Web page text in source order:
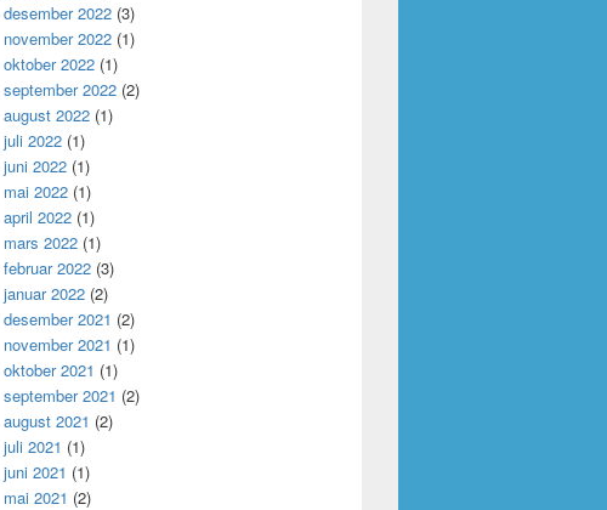
desember 2022 (3)
november 2022 (1)
oktober 2022 (1)
september 2022 (2)
august 2022 (1)
juli 2022 (1)
juni 2022 (1)
mai 2022 (1)
april 2022 (1)
mars 2022 (1)
februar 2022 (3)
januar 2022 (2)
desember 2021 (2)
november 2021 (1)
oktober 2021 (1)
september 2021 (2)
august 2021 (2)
juli 2021 (1)
juni 2021 (1)
mai 2021 (2)